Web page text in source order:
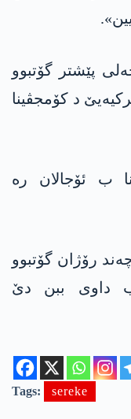
پێشتر گۆتبوو
د کۆمجڤینا
ب ئۆجالان رە
رۆژان گۆتبوو
ب داوی ببن دێ
Tags: sereke